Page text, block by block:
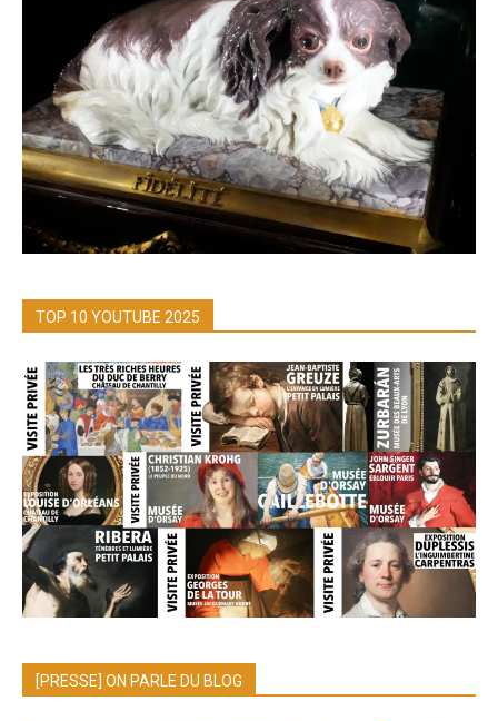
TOP 10 YOUTUBE 2025
[PRESSE] ON PARLE DU BLOG